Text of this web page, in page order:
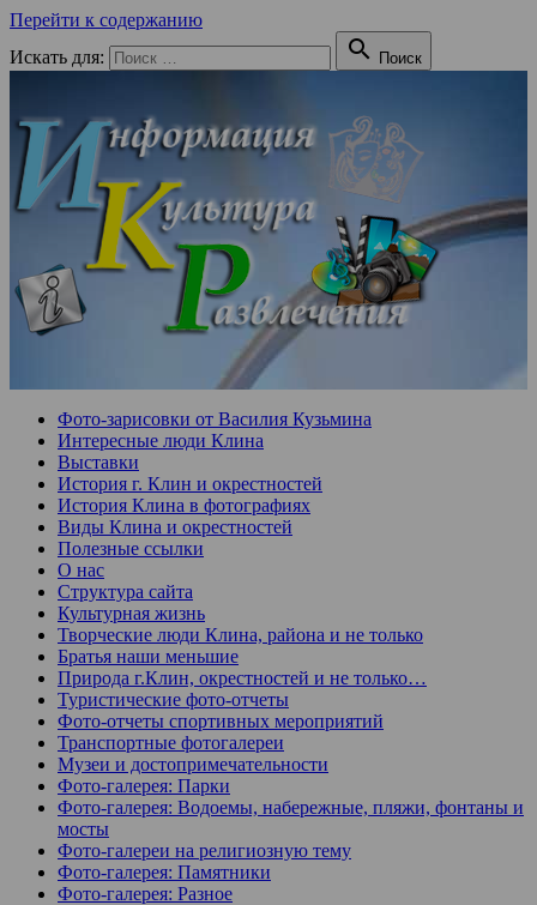
Перейти к содержанию
Искать для:
 Поиск
Фото-зарисовки от Василия Кузьмина
Интересные люди Клина
Выставки
История г. Клин и окрестностей
История Клина в фотографиях
Виды Клина и окрестностей
Полезные ссылки
О нас
Структура сайта
Культурная жизнь
Творческие люди Клина, района и не только
Братья наши меньшие
Природа г.Клин, окрестностей и не только…
Туристические фото-отчеты
Фото-отчеты спортивных мероприятий
Транспортные фотогалереи
Музеи и достопримечательности
Фото-галерея: Парки
Фото-галерея: Водоемы, набережные, пляжи, фонтаны и
мосты
Фото-галереи на религиозную тему
Фото-галерея: Памятники
Фото-галерея: Разное